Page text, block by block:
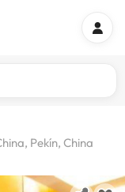
Pekín, China